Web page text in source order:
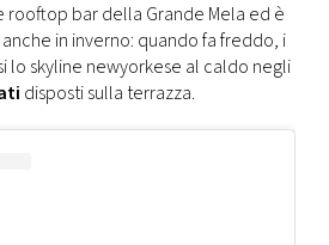
rooftop bar della Grande Mela ed è
anche in inverno: quando fa freddo, i
lo skyline newyorkese al caldo negli
disposti sulla terrazza.